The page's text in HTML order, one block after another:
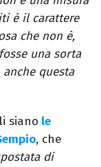
è il carattere
che non è,
una sorta
questa
siano le
, che
di